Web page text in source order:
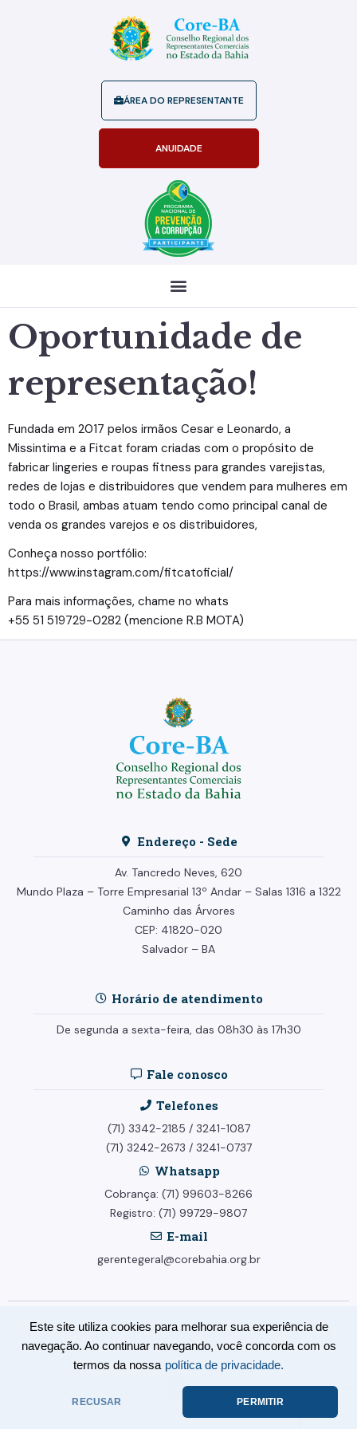
Este site utiliza cookies para melhorar sua experiência de
navegação. Ao continuar navegando, você concorda com os
termos da nossa política de privacidade.
RECUSAR PERMITIR
ÁREA DO REPRESENTANTE
ANUIDADE
Oportunidade de
representação!
Fundada em 2017 pelos irmãos Cesar e Leonardo, a
Missintima e a Fitcat foram criadas com o propósito de
fabricar lingeries e roupas fitness para grandes varejistas,
redes de lojas e distribuidores que vendem para mulheres em
todo o Brasil, ambas atuam tendo como principal canal de
venda os grandes varejos e os distribuidores,
Conheça nosso portfólio:
https://www.instagram.com/fitcatoficial/
Para mais informações, chame no whats
+55 51 519729-0282 (mencione R.B MOTA)
Endereço - Sede
Av. Tancredo Neves, 620
Mundo Plaza – Torre Empresarial 13º Andar – Salas 1316 a 1322
Caminho das Árvores
CEP: 41820-020
Salvador – BA
Horário de atendimento
De segunda a sexta-feira, das 08h30 às 17h30
Fale conosco
Telefones
(71) 3342-2185 / 3241-1087
(71) 3242-2673 / 3241-0737
Whatsapp
Cobrança: (71) 99603-8266
Registro: (71) 99729-9807
E-mail
gerentegeral@corebahia.org.br
© Conselho Regional dos Representantes Comerciais no Estado da
Bahia - CORE-BA. Todos os direitos reservados.